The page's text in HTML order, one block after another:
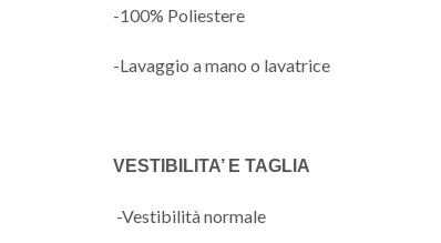
-100% Poliestere
-Lavaggio a mano o lavatrice
VESTIBILITA’ E TAGLIA
-Vestibilità normale